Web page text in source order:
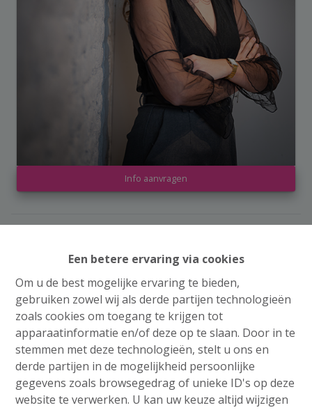
Een betere ervaring via cookies
Om u de best mogelijke ervaring te bieden,
gebruiken zowel wij als derde partijen technologieën
zoals cookies om toegang te krijgen tot
apparaatinformatie en/of deze op te slaan. Door in te
stemmen met deze technologieën, stelt u ons en
derde partijen in de mogelijkheid persoonlijke
gegevens zoals browsegedrag of unieke ID's op deze
website te verwerken. U kan uw keuze altijd wijzigen
Info aanvragen
Delen